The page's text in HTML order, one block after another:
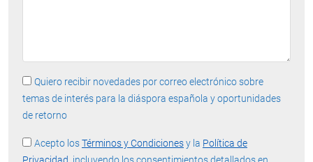
Quiero recibir novedades por correo electrónico sobre
temas de interés para la diáspora española y oportunidades
de retorno
Acepto losTérminos y Condicionesy la Política de